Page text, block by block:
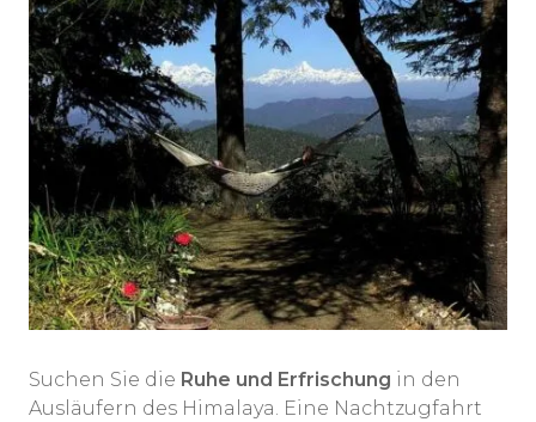
Suchen Sie die Ruhe und Erfrischung in den
Ausläufern des Himalaya. Eine Nachtzugfahrt